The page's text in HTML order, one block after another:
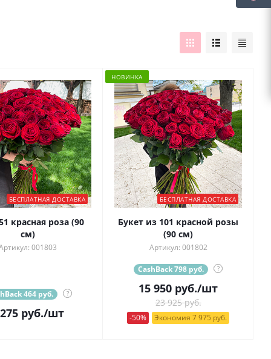
БЕСПЛАТНАЯ ДОСТАВКА
красная роза (90
см)
001803
464 руб. ?
руб./шт
НОВИНКА
БЕСПЛАТНАЯ ДОСТАВКА
Букет из 101 красной розы
(90 см)
Артикул: 001802
CashBack 798 руб. ?
15 950 руб./шт
23 925 руб.
-50% Экономия 7 975 руб.